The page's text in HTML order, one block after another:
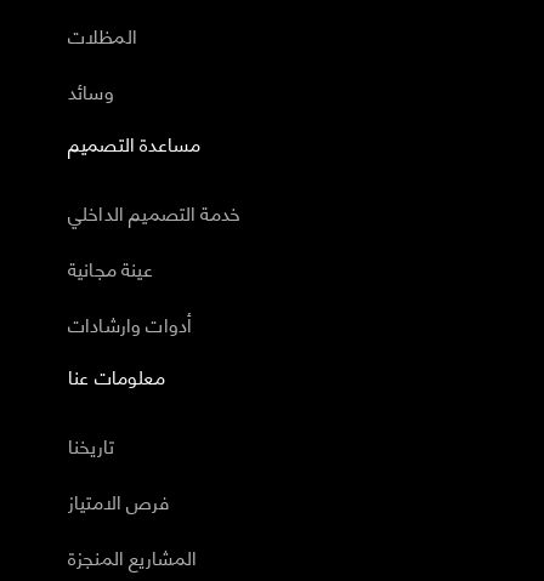
المظلات
وسائد
مساعدة التصميم
خدمة التصميم الداخلي
عينة مجانية
أدوات وارشادات
معلومات عنا
تاريخنا
فرص الامتياز
المشاريع المنجزة